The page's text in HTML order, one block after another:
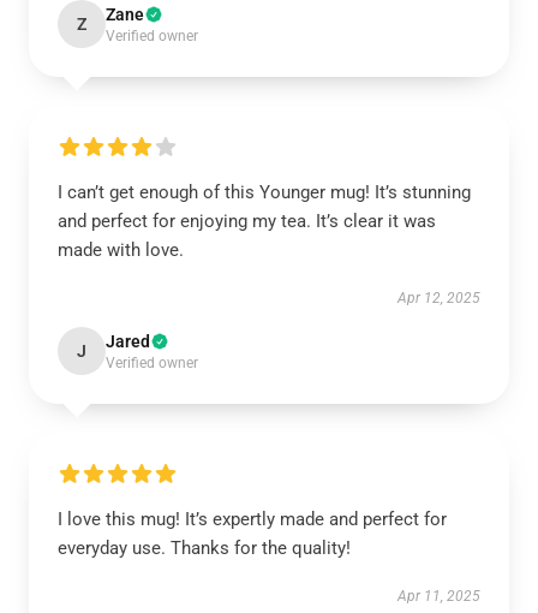
Z Zane
Verified owner
I can’t get enough of this Younger mug! It’s stunning
and perfect for enjoying my tea. It’s clear it was
made with love.
Apr 12, 2025
J Jared
Verified owner
I love this mug! It’s expertly made and perfect for
everyday use. Thanks for the quality!
Apr 11, 2025